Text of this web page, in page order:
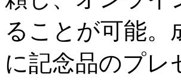
ることが可能。
に記念品のプレ